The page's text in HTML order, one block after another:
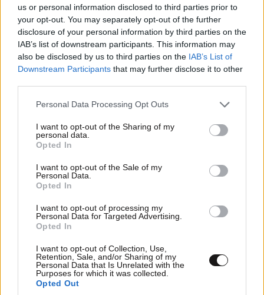
us or personal information disclosed to third parties prior to
your opt-out. You may separately opt-out of the further
disclosure of your personal information by third parties on the
IAB’s list of downstream participants. This information may
also be disclosed by us to third parties on the IAB’s List of
Downstream Participants that may further disclose it to other
Please note that this website/app uses one or more Google
not limited to your visit or usage behaviour. You may click to
grant or deny consent to Google and its third-party tags to
use your data for below specified purposes in below Google
consent section.
Personal Data Processing Opt Outs
I want to opt-out of the Sharing of my
personal data.
Opted In
I want to opt-out of the Sale of my
Personal Data.
Opted In
I want to opt-out of processing my
Personal Data for Targeted Advertising.
Opted In
I want to opt-out of Collection, Use,
Retention, Sale, and/or Sharing of my
Personal Data that Is Unrelated with the
Purposes for which it was collected.
Opted Out